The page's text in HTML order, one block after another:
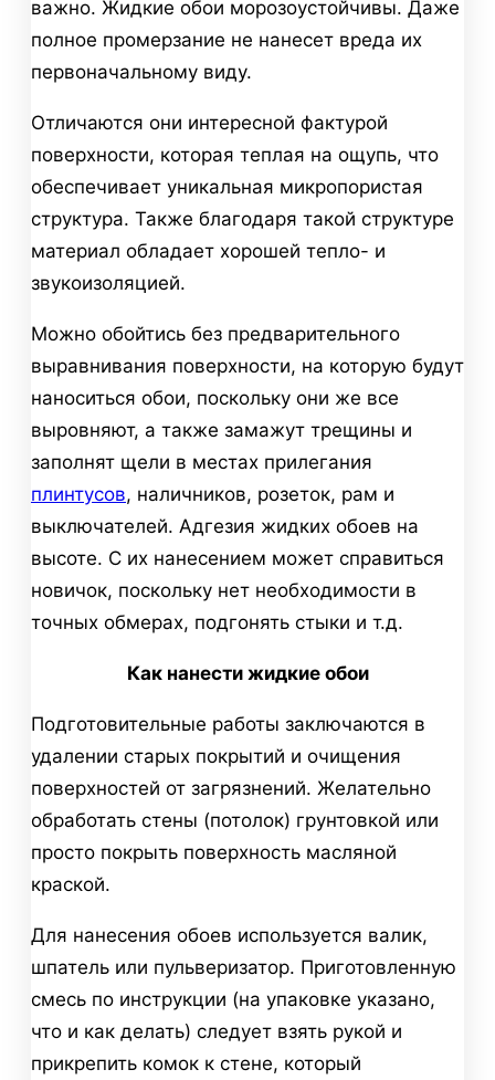
важно. Жидкие обои морозоустойчивы. Даже
полное промерзание не нанесет вреда их
первоначальному виду.
Отличаются они интересной фактурой
поверхности, которая теплая на ощупь, что
обеспечивает уникальная микропористая
структура. Также благодаря такой структуре
материал обладает хорошей тепло- и
звукоизоляцией.
Можно обойтись без предварительного
выравнивания поверхности, на которую будут
наноситься обои, поскольку они же все
выровняют, а также замажут трещины и
заполнят щели в местах прилегания
плинтусов, наличников, розеток, рам и
выключателей. Адгезия жидких обоев на
высоте. С их нанесением может справиться
новичок, поскольку нет необходимости в
точных обмерах, подгонять стыки и т.д.
Как нанести жидкие обои
Подготовительные работы заключаются в
удалении старых покрытий и очищения
поверхностей от загрязнений. Желательно
обработать стены (потолок) грунтовкой или
просто покрыть поверхность масляной
краской.
Для нанесения обоев используется валик,
шпатель или пульверизатор. Приготовленную
смесь по инструкции (на упаковке указано,
что и как делать) следует взять рукой и
прикрепить комок к стене, который